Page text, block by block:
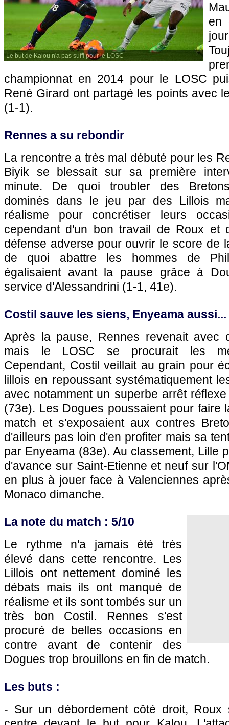
Le but de Kalou n'a pas suffi pour le LOSC
en
championnat en 2014 pour le LOSC
René Girard ont partagé les points avec
(1-1).
Rennes a su rebondir
La rencontre a très mal débuté pour les
Biyik se blessait sur sa première
minute. De quoi troubler des
dominés dans le jeu par des Lillois
réalisme pour concrétiser leurs
cependant d'un bon travail de Roux et
défense adverse pour ouvrir le score de
de quoi abattre les hommes de
égalisaient avant la pause grâce à
service d'Alessandrini (1-1, 41e).
Costil sauve les siens, Enyeama aussi...
Après la pause, Rennes revenait avec
mais le LOSC se procurait les
Cependant, Costil veillait au grain pour
lillois en repoussant systématiquement
avec notamment un superbe arrêt
(73e). Les Dogues poussaient pour faire
match et s'exposaient aux contres
d'ailleurs pas loin d'en profiter mais sa
par Enyeama (83e). Au classement, Lille
d'avance sur Saint-Etienne et neuf sur
en plus à jouer face à Valenciennes
Monaco dimanche.
La note du match : 5/10
Le rythme n'a jamais été très
élevé dans cette rencontre. Les
Lillois ont nettement dominé les
débats mais ils ont manqué de
réalisme et ils sont tombés sur un
très bon Costil. Rennes s'est
procuré de belles occasions en
contre avant de contenir des
Dogues trop brouillons en fin de match.
Les buts :
- Sur un débordement côté droit, Roux